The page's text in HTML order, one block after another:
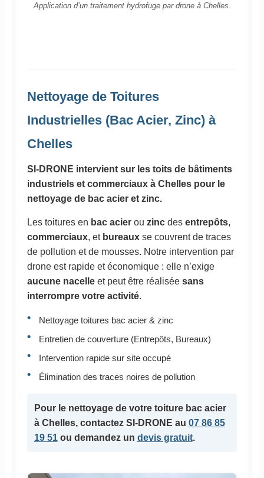
Application d’un traitement hydrofuge par drone à Chelles.
Nettoyage de Toitures
Industrielles (Bac Acier, Zinc) à
Chelles
SI-DRONE intervient sur les toits de bâtiments
industriels et commerciaux à Chelles pour le
nettoyage de bac acier et zinc.
Les toitures en bac acierou zincdes entrepôts,
commerciaux, et bureauxse couvrent de traces
de pollution et de mousses. Notre intervention par
drone est rapide et économique : elle n’exige
aucune nacelleet peut être réalisée sans
interrompre votre activité.
Nettoyage toitures bac acier & zinc
Entretien de couverture (Entrepôts, Bureaux)
Intervention rapide sur site occupé
Élimination des traces noires de pollution
Pour le nettoyage de votre toiture bac acier
à Chelles, contactez SI-DRONE au 07 86 85
19 51ou demandez un devis gratuit.